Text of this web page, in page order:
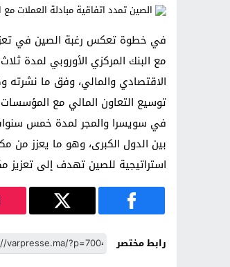
في خطوة تعكس رغبة الصين في تعزيز
مع البنك المركزي الأوروبي لمدة
الاقتصادي والمالي، وفق ما نشرته
توسيع التعاون المالي مع المؤسسات
في سويسرا والمجر لمدة خمس
بين الدول الكبرى، وهو ما يعزز
استراتيجية للصين تهدف إلى تعزيز
رابط مختصر